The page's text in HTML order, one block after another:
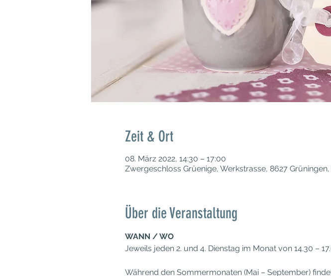
Zeit & Ort
08. März 2022, 14:30 – 17:00
Zwergeschloss Grüenige, Werkstrasse, 8627
Über die Veranstaltung
WANN / WO
Jeweils jeden 2. und 4. Dienstag im Monat von 14.30 –
Während den Sommermonaten (Mai – September)